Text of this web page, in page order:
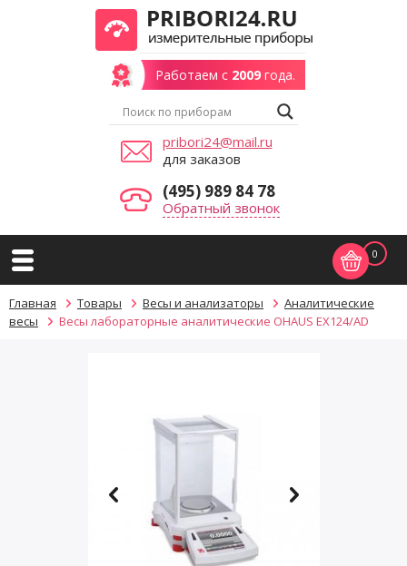
Работаем с 2009года.
pribori24@mail.ru
для заказов
(495) 989 84 78
Обратный звонок
0
Главная Товары Весы и анализаторы
Аналитические
весы
Весы лабораторные аналитические OHAUS EX124/AD